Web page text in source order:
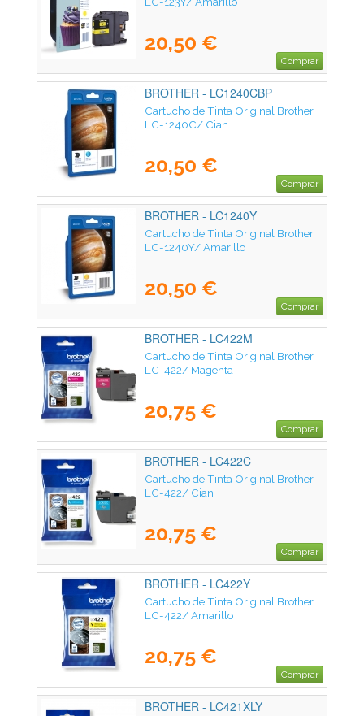
20,50 €
Comprar
BROTHER - LC1240CBP
Cartucho de Tinta Original Brother
LC-1240C/ Cian
20,50 €
Comprar
BROTHER - LC1240Y
Cartucho de Tinta Original Brother
LC-1240Y/ Amarillo
20,50 €
Comprar
BROTHER - LC422M
Cartucho de Tinta Original Brother
LC-422/ Magenta
20,75 €
Comprar
BROTHER - LC422C
Cartucho de Tinta Original Brother
LC-422/ Cian
20,75 €
Comprar
BROTHER - LC422Y
Cartucho de Tinta Original Brother
LC-422/ Amarillo
20,75 €
Comprar
BROTHER - LC421XLY